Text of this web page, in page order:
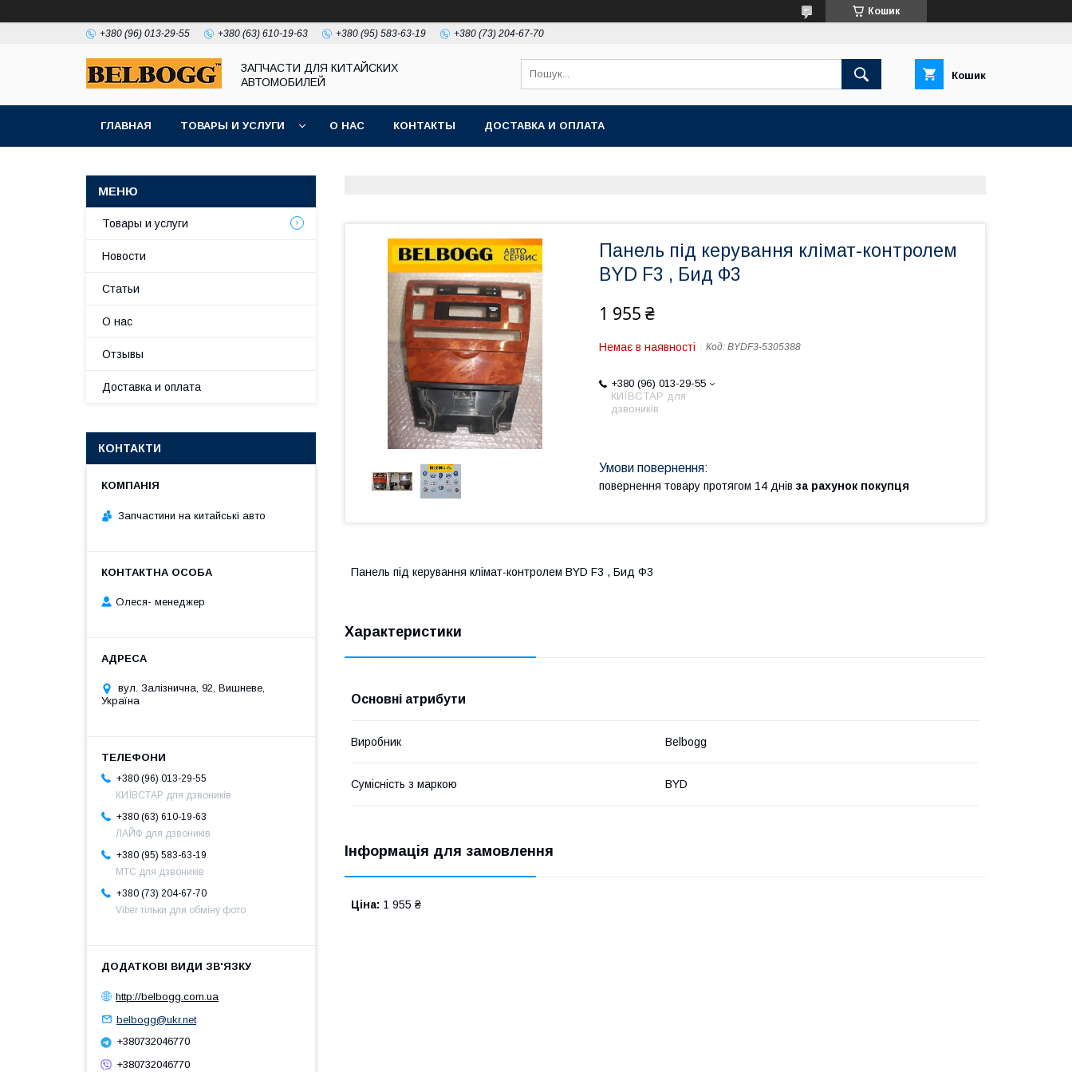
Кошик
+380 (96) 013-29-55 +380 (63) 610-19-63 +380 (95) 583-63-19 +380 (73) 204-67-70
ЗАПЧАСТИ ДЛЯ КИТАЙСКИХ
АВТОМОБИЛЕЙ
Кошик
ГЛАВНАЯ ТОВАРЫ И УСЛУГИ О НАС КОНТАКТЫ ДОСТАВКА И ОПЛАТА
Панель під керування клімат-контролем
BYD F3 , Бид Ф3
1 955 ₴
Немає в наявності Код: BYDF3-5305388
+380 (96) 013-29-55
КИЇВСТАР для
дзвоників
повернення товару протягом 14 днів за рахунок покупця
Панель під керування клімат-контролем BYD F3 , Бид Ф3
Характеристики
Основні атрибути
Виробник Belbogg
Сумісність з маркою BYD
Інформація для замовлення
Ціна: 1 955 ₴
Товары и услуги
Новости
Статьи
О нас
Отзывы
Доставка и оплата
КОНТАКТИ
Запчастини на китайські авто
Олеся- менеджер
вул. Залізнична, 92, Вишневе,
Україна
+380 (96) 013-29-55
КИЇВСТАР для дзвоників
+380 (63) 610-19-63
ЛАЙФ для дзвоників
+380 (95) 583-63-19
МТС для дзвоників
+380 (73) 204-67-70
Viber тільки для обміну фото
http://belbogg.com.ua
belbogg@ukr.net
+380732046770
+380732046770